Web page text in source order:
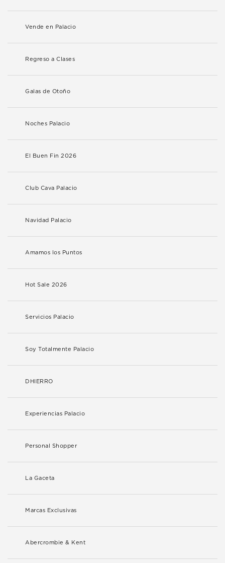
Vende en Palacio
Regreso a Clases
Galas de Otoño
Noches Palacio
El Buen Fin 2026
Club Cava Palacio
Navidad Palacio
Amamos los Puntos
Hot Sale 2026
Servicios Palacio
Soy Totalmente Palacio
DHIERRO
Experiencias Palacio
Personal Shopper
La Gaceta
Marcas Exclusivas
Abercrombie & Kent